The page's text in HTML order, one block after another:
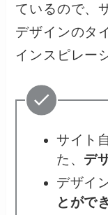
ているので、
デザインのタ
インスピレー
サイト
た、 デ
デザイ
とがで